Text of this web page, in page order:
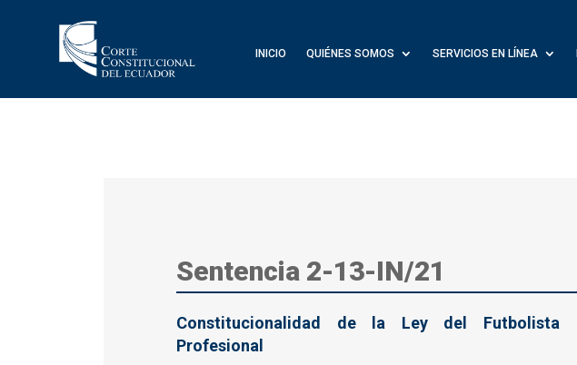
INICIO QUIÉNES SOMOS SERVICIOS EN LÍNEA
Sentencia 2-13-IN/21
Constitucionalidad de la Ley del Futbolista
Profesional